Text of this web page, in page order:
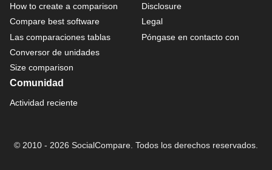
How to create a comparison
Compare best software
Las comparaciones tablas
Conversor de unidades
Size comparison
Disclosure
Legal
Póngase en contacto con
Comunidad
Actividad reciente
© 2010 - 2026 SocialCompare. Todos los derechos reservados.